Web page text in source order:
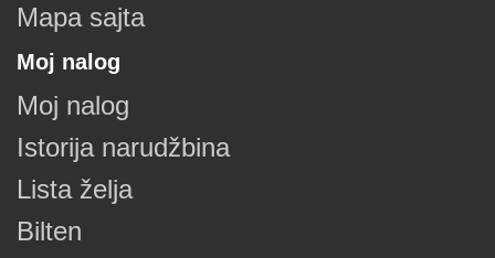
Mapa sajta
Moj nalog
Moj nalog
Istorija narudžbina
Lista želja
Bilten